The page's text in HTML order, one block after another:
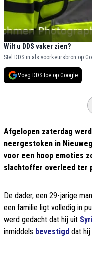
Wilt u DDS vaker zien?
Stel DDS in als voorkeursbron op
Voeg DDS toe op Google
Afgelopen zaterdag
neergestoken in
voor een hoop emoties
slachtoffer overleed ter
De dader, een 29-jarige
een familie ligt volledig in
werd gedacht dat hij uit
inmiddels bevestigd dat hij